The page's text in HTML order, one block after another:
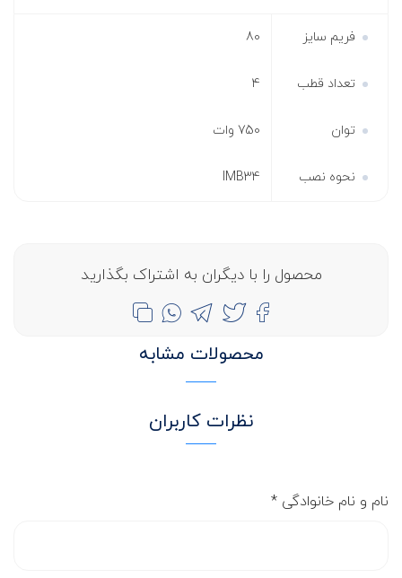
فریم سایز 80
تعداد قطب 4
توان 750 وات
نحوه نصب IMB34
محصول را با دیگران به اشتراک بگذارید
محصولات مشابه
نظرات کاربران
نام و نام خانوادگی *